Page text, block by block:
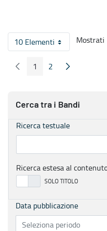
10 ElementiPer pagina
Mostrati
Pagina Precedente
Pagina
1 Pagina
2 Pagina
Cerca tra i Bandi
Ricerca testuale
Ricerca estesa al
Data pubblicazione